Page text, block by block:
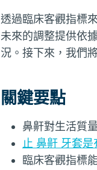
透過臨床客觀指標
未來的調整提供依
況。接下來，我們
關鍵要點
鼻鼾對生活質
止 鼻鼾 牙套
臨床客觀指標